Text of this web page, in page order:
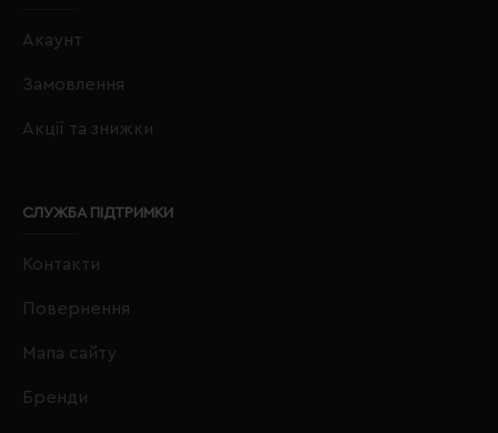
Акаунт
Замовлення
Акції та знижки
СЛУЖБА ПІДТРИМКИ
Контакти
Повернення
Мапа сайту
Бренди